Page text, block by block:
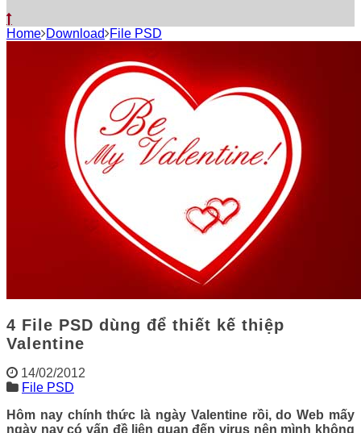
Home Download File PSD
4 File PSD dùng để thiết kế thiệp
Valentine
14/02/2012
File PSD
Hôm nay chính thức là ngày Valentine rồi, do Web mấy
ngày nay có vấn đề liên quan đến virus nên mình không